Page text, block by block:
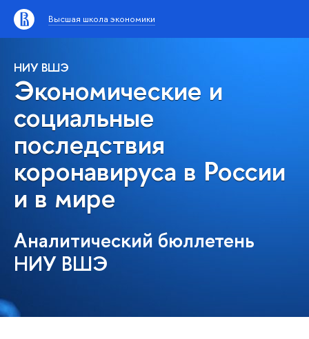
Высшая школа экономики
НИУ ВШЭ
Экономические и
социальные
последствия
коронавируса в России
и в мире
Аналитический бюллетень
НИУ ВШЭ